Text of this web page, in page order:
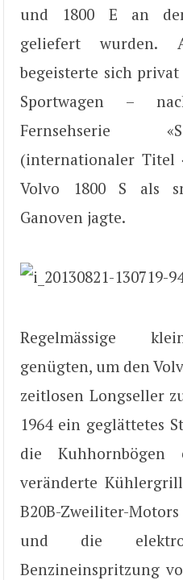
und 1800 E an
geliefert wurden.
begeisterte sich
Sportwagen –
Fernsehserie
(internationaler Titel
Volvo 1800 S als
Ganoven jagte.
Regelmässige
genügten, um den
zeitlosen Longseller
1964 ein geglättetes
die Kuhhornbögen
veränderte
B20B-Zweiliter-
und die
Benzineinspritzung